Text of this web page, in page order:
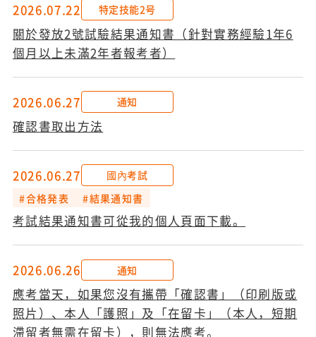
2026.07.22 特定技能2号
關於發放2號試驗結果通知書（針對實務經驗1年6
個月以上未滿2年者報考者）
2026.06.27 通知
確認書取出方法
2026.06.27
國內考試
#合格発表
#結果通知書
考試結果通知書可從我的個人頁面下載。
2026.06.26 通知
應考當天，如果您沒有攜帶「確認書」（印刷版或
照片）、本人「護照」及「在留卡」（本人，短期
滯留者無需在留卡），則無法應考。